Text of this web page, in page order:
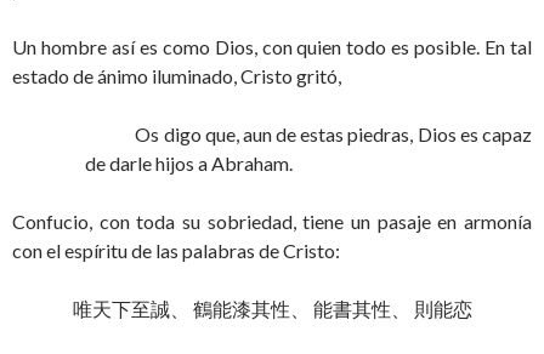
Un hombre así es como Dios, con quien todo es posible. En tal
estado de ánimo iluminado, Cristo gritó,
Os digo que, aun de estas piedras, Dios es capaz
de darle hijos a Abraham.
Confucio, con toda su sobriedad, tiene un pasaje en armonía
con el espíritu de las palabras de Cristo:
唯天下至誠、 鶴能漆其性、 能書其性、 則能恋